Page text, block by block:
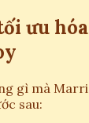
ưu
gì mà
sau: